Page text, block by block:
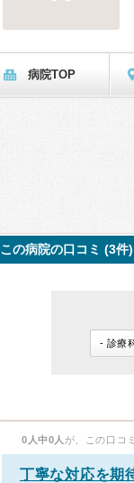
病院TOP
この病院の口コミ (3件)
0人中0人 が、この口コ
丁寧な対応を期